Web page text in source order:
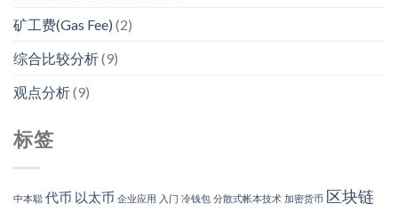
矿工费(Gas Fee) (2)
综合比较分析(9)
观点分析(9)
标签
中本聪 代币 以太币 企业应用 入门 冷钱包 分散式帐本技术 加密货币 区块链